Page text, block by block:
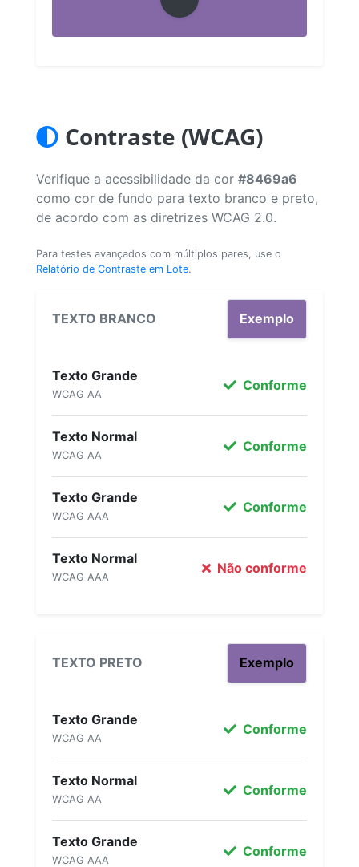
Contraste (WCAG)
Verifique a acessibilidade da cor #8469a6
como cor de fundo para texto branco e preto,
de acordo com as diretrizes WCAG 2.0.
Para testes avançados com múltiplos pares, use o
Relatório de Contraste em Lote.
TEXTO BRANCO Exemplo
Texto Grande
WCAG AA
Conforme
Texto Normal
WCAG AA
Conforme
Texto Grande
WCAG AAA
Conforme
Texto Normal
WCAG AAA
Não conforme
TEXTO PRETO Exemplo
Texto Grande
WCAG AA
Conforme
Texto Normal
WCAG AA
Conforme
Texto Grande
WCAG AAA
Conforme